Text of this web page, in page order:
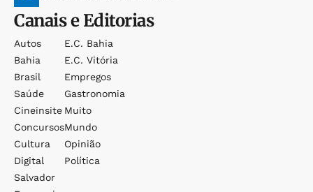
Canais e Editorias
Autos
Bahia
Brasil
Saúde
Cineinsite
Concursos
Cultura
Digital
Salvador
E.c. Bahia
E.c. Vitória
Empregos
Gastronomia
Muito
Mundo
Opinião
Política